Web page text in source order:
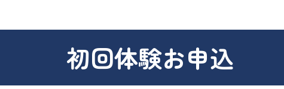
初回体験お申込